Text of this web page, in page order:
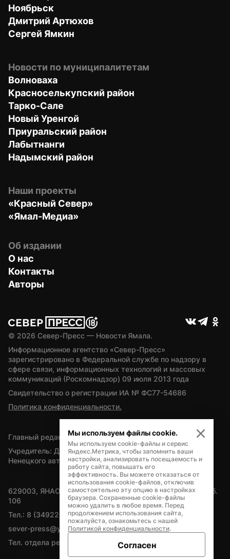
Ноябрьск
Дмитрий Артюхов
Сергей Ямкин
Новости по муниципалитетам
Волноваха
Красноселькупский район
Тарко-Сале
Новый Уренгой
Приуральский район
Лабытнанги
Надымский район
Наши проекты
«Красный Север»
«Ямал-Медиа»
Об издании
О нас
Контакты
Авторы
© 2026 Север-Пресс — Новости Ямала.
Информационное агентство «Север-Пресс»
зарегистрировано в Федеральной службе по надзору в
сфере связи, информационных технологий и массовых
коммуникаций (Роскомнадзор) 09 июля 2013 года
Свидетельство о регистрации ИА № ФС77-54686
Политика конфиденциальности.
Главный редактор — А.Л. Поздеев
Учредитель: Департамент внутренней политики Ямало-
Ненецкого автономного округа
629003, ЯНАО, Салехард, мкр. Богдана Кнунянца, д.1, каб.
106
Тел.: 8 (34922) 71262
sever-press@yamal-media.ru
Тел. отдела рекламы: 8 (34922) 42728
Мы используем файлы cookie.
Мы используем cookie-файлы и сервис
Яндекс.Метрика, чтобы запомнить ваши
настройки, анализировать посещаемость и
работу сайта, повышать его
эффективность. Вы можете отказаться от
использования cookie-файлов, отключив
самостоятельно эту опцию в настройках
браузера. Сохраненные cookie-файлы
можно удалить в любое время. Перед
продолжением использования сайта,
пожалуйста, ознакомьтесь с нашей
Политикой конфиденциальности.
Согласен